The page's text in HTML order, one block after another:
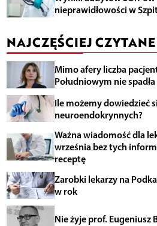
nieprawidłowości w
NAJCZĘŚCIEJ CZYTANE
Mimo afery liczba
Południowym nie spadła
Ile możemy dowiedzieć
neuroendokrynnych?
Ważna wiadomość dla
września bez tych
receptę
Zarobki lekarzy na
w rok
Nie żyje prof. Eugeniusz